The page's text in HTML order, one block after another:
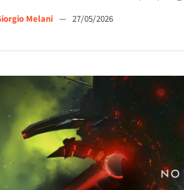
Melani — 27/05/2026